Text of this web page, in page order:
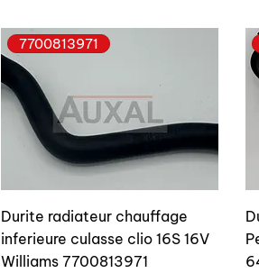
7700813971
Durite radiateur chauffage
inferieure culasse clio 16S 16V
Williams 7700813971